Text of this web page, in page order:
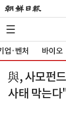
업·벤처 바이오
與, 사모펀
사태 막는다